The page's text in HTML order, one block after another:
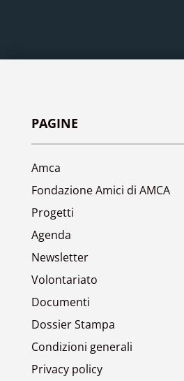
PAGINE
Amca
Fondazione Amici di AMCA
Progetti
Agenda
Newsletter
Volontariato
Documenti
Dossier Stampa
Condizioni generali
Privacy policy